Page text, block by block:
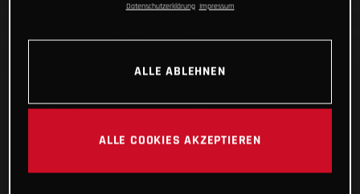
Datenschutzerklärung Impressum
ALLE ABLEHNEN
ALLE COOKIES AKZEPTIEREN